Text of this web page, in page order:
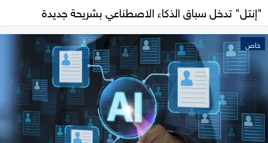
"إنتل" تدخل سباق الذكاء الاصطناعي بشريحة جديدة
خاص